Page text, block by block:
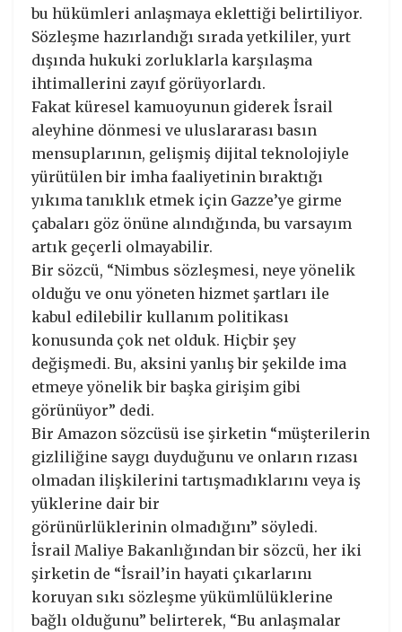
bu hükümleri anlaşmaya eklettiği belirtiliyor.
Sözleşme hazırlandığı sırada yetkililer, yurt
dışında hukuki zorluklarla karşılaşma
ihtimallerini zayıf görüyorlardı.
Fakat küresel kamuoyunun giderek İsrail
aleyhine dönmesi ve uluslararası basın
mensuplarının, gelişmiş dijital teknolojiyle
yürütülen bir imha faaliyetinin bıraktığı
yıkıma tanıklık etmek için Gazze’ye girme
çabaları göz önüne alındığında, bu varsayım
artık geçerli olmayabilir.
Bir sözcü, “Nimbus sözleşmesi, neye yönelik
olduğu ve onu yöneten hizmet şartları ile
kabul edilebilir kullanım politikası
konusunda çok net olduk. Hiçbir şey
değişmedi. Bu, aksini yanlış bir şekilde ima
etmeye yönelik bir başka girişim gibi
görünüyor” dedi.
Bir Amazon sözcüsü ise şirketin “müşterilerin
gizliliğine saygı duyduğunu ve onların rızası
olmadan ilişkilerini tartışmadıklarını veya iş
yüklerine dair bir
görünürlüklerinin olmadığını” söyledi.
İsrail Maliye Bakanlığından bir sözcü, her iki
şirketin de “İsrail’in hayati çıkarlarını
koruyan sıkı sözleşme yükümlülüklerine
bağlı olduğunu” belirterek, “Bu anlaşmalar